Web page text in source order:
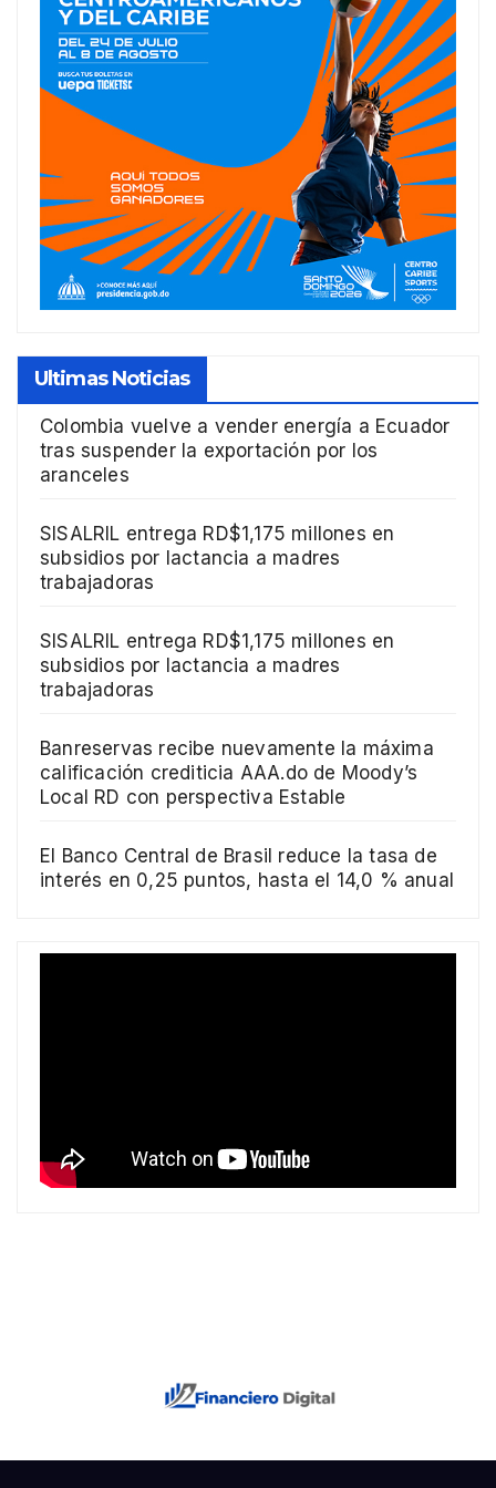
Ultimas Noticias
Colombia vuelve a vender energía a Ecuador
tras suspender la exportación por los
aranceles
SISALRIL entrega RD$1,175 millones en
subsidios por lactancia a madres
trabajadoras
SISALRIL entrega RD$1,175 millones en
subsidios por lactancia a madres
trabajadoras
Banreservas recibe nuevamente la máxima
calificación crediticia AAA.do de Moody’s
Local RD con perspectiva Estable
El Banco Central de Brasil reduce la tasa de
interés en 0,25 puntos, hasta el 14,0 % anual